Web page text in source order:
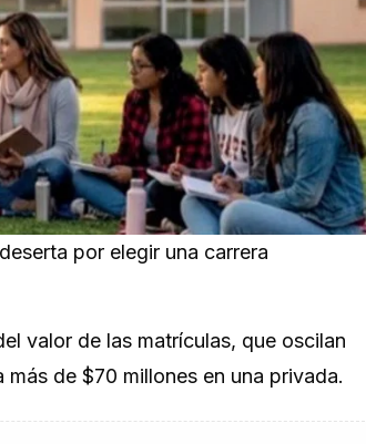
por elegir una carrera
valor de las matrículas, que oscilan
de $70 millones en una privada.